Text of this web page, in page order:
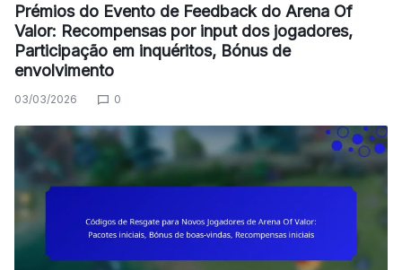
Prémios do Evento de Feedback do Arena Of
Valor: Recompensas por input dos jogadores,
Participação em inquéritos, Bónus de
envolvimento
03/03/2026 0